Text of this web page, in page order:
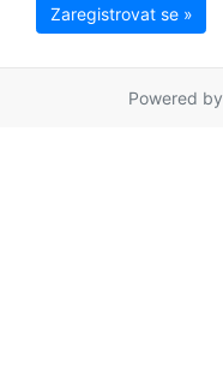
Zaregistrovat se »
Powered by